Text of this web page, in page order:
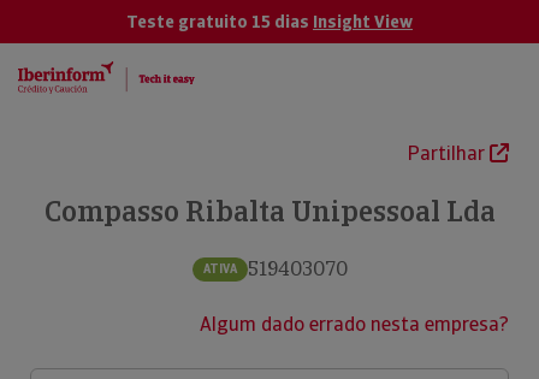
Teste gratuito 15 dias Insight View
Partilhar
Compasso Ribalta Unipessoal Lda
ATIVA 519403070
Algum dado errado nesta empresa?